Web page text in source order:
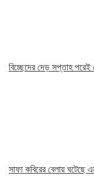
বিচ্ছেদের দেড় সপ্তাহ পরেই
সাফা কবিরের বেলায় ঘটেছে